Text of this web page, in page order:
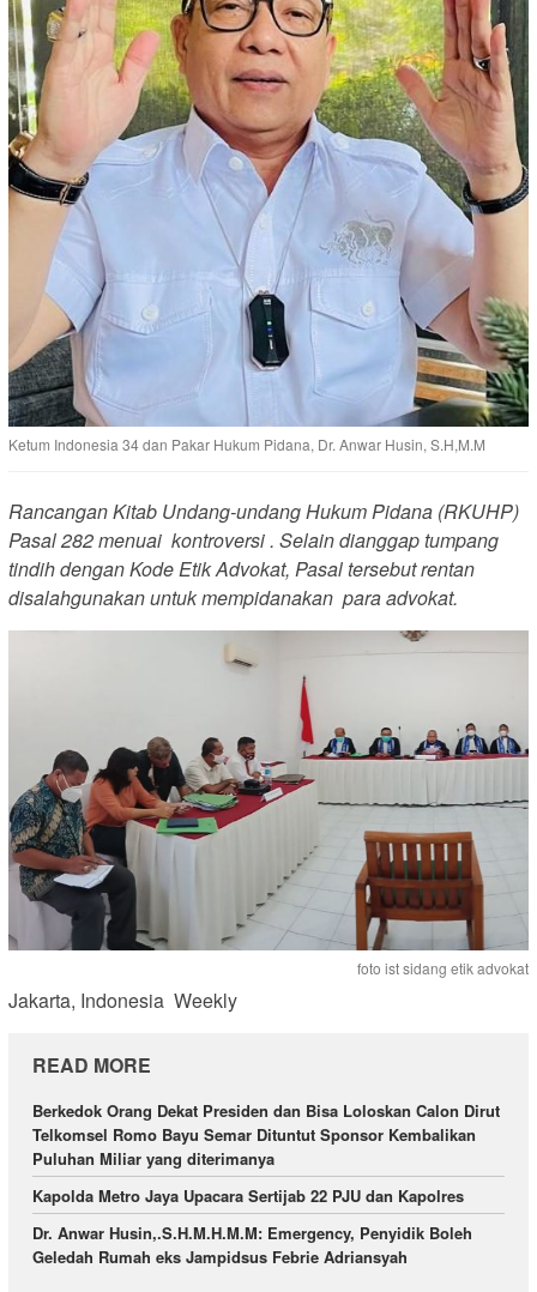
Ketum Indonesia 34 dan Pakar Hukum Pidana, Dr. Anwar Husin, S.H,M.M
Rancangan Kitab Undang-undang Hukum Pidana (RKUHP)
Pasal 282 menuai kontroversi . Selain dianggap tumpang
tindih dengan Kode Etik Advokat, Pasal tersebut rentan
disalahgunakan untuk mempidanakan para advokat.
foto ist sidang etik advokat
Jakarta, Indonesia Weekly
READ MORE
Berkedok Orang Dekat Presiden dan Bisa Loloskan Calon Dirut
Telkomsel Romo Bayu Semar Dituntut Sponsor Kembalikan
Puluhan Miliar yang diterimanya
Kapolda Metro Jaya Upacara Sertijab 22 PJU dan Kapolres
Dr. Anwar Husin,.S.H.M.H.M.M: Emergency, Penyidik Boleh
Geledah Rumah eks Jampidsus Febrie Adriansyah